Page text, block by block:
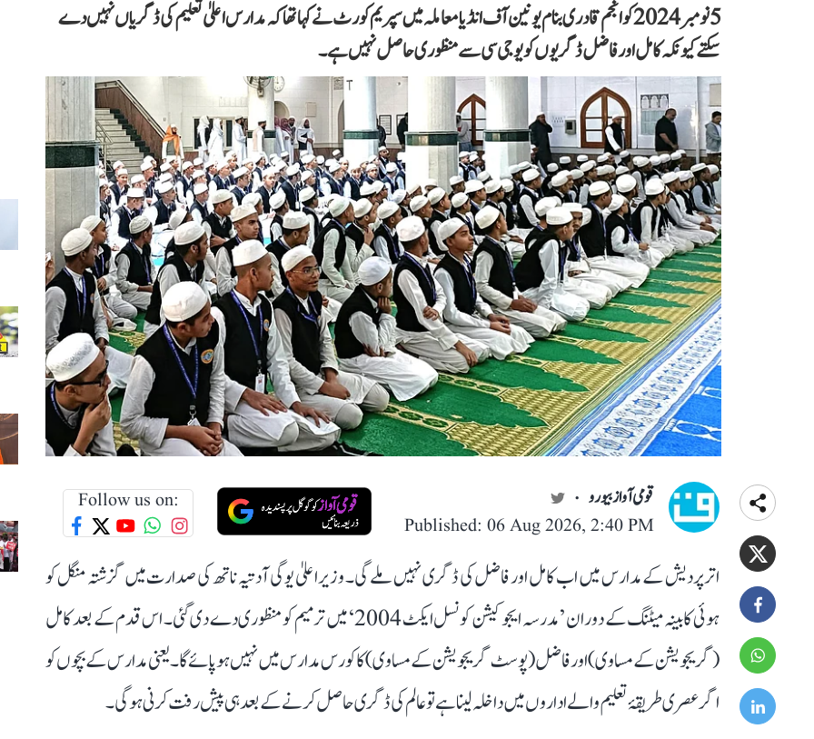
5 نومبر 2024 کو انجم قادری بنام یونین آف انڈیا معاملہ میں سپریم کورٹ نے کہا تھا کہ مدارس اعلیٰ تعلیم کی ڈگریاں نہیں دے
سکتے کیونکہ کامل اور فاضل ڈگریوں کو یو جی سی سے منظوری حاصل نہیں ہے۔
قومی آواز بیورو
Published: 06 Aug 2026, 2:40 PM
Follow us on:
اتر پردیش کے مدارس میں اب کامل اور فاضل کی ڈگری نہیں ملے گی۔ وزیر اعلیٰ یوگی آدتیہ ناتھ کی صدارت میں گزشتہ منگل کو
ہوئی کابینہ میٹنگ کے دوران ’مدرسہ ایجوکیشن کونسل ایکٹ 2004‘ میں ترمیم کو منظوری دے دی گئی۔ اس قدم کے بعد کامل
(گریجویشن کے مساوی) اور فاضل (پوسٹ گریجویشن کے مساوی) کا کورس مدارس میں نہیں ہو پائے گا۔ یعنی مدارس کے بچوں کو
اگر عصری طریقۂ تعلیم والے اداروں میں داخلہ لینا ہے تو عالم کی ڈگری حاصل کرنے کے بعد ہی پیش رفت کرنی ہوگی۔